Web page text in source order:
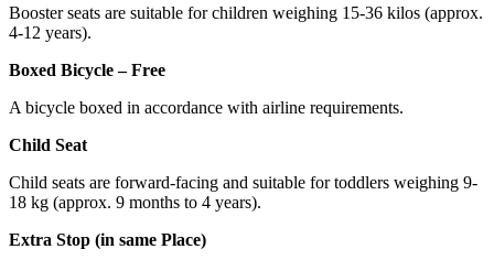
Booster seats are suitable for children weighing 15-36 kilos (approx.
4-12 years).
Boxed Bicycle – Free
A bicycle boxed in accordance with airline requirements.
Child Seat
Child seats are forward-facing and suitable for toddlers weighing 9-
18 kg (approx. 9 months to 4 years).
Extra Stop (in same Place)